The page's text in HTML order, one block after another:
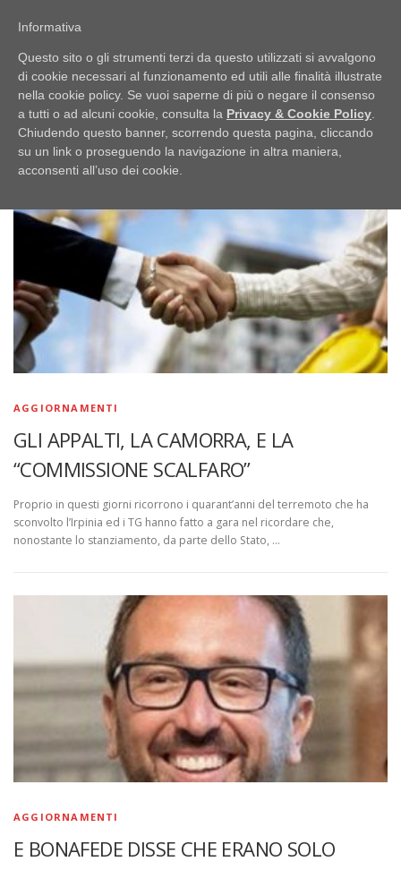
PUBBLICI IMBROGLIONI
HOME LO SCAFFALE NOTIZIE
UFFICIO STAMPA
TAG:TG
AGGIORNAMENTI
GLI APPALTI, LA CAMORRA, E LA
“COMMISSIONE SCALFARO”
Proprio in questi giorni ricorrono i quarant’anni del terremoto che ha
sconvolto l’Irpinia ed i TG hanno fatto a gara nel ricordare che,
nonostante lo stanziamento, da parte dello Stato, …
AGGIORNAMENTI
E BONAFEDE DISSE CHE ERANO SOLO
Informativa
Questo sito o gli strumenti terzi da questo utilizzati si avvalgono
di cookie necessari al funzionamento ed utili alle finalità illustrate
nella cookie policy. Se vuoi saperne di più o negare il consenso
a tutti o ad alcuni cookie, consulta la Privacy & Cookie Policy
Chiudendo questo banner, scorrendo questa pagina, cliccando
su un link o proseguendo la navigazione in altra maniera,
acconsenti all’uso dei cookie.